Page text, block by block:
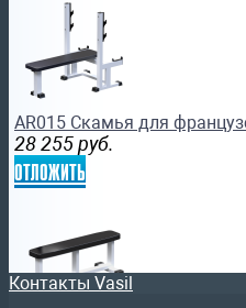
AR015 Скамья для
28 255 руб.
отложить
Контакты Vasil